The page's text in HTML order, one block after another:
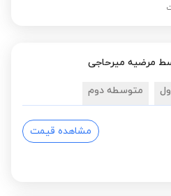
مرضیه میرحاجی
متوسطه دوم
مشاهده قیمت